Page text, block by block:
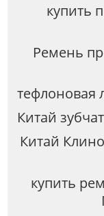
купить
Ремень
тефлоновая
Китай
Китай
купить